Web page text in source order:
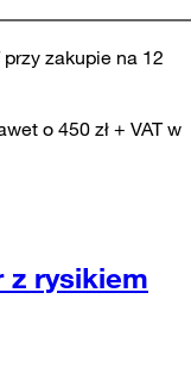
przy zakupie na 12
o 450 zł + VAT w
z rysikiem